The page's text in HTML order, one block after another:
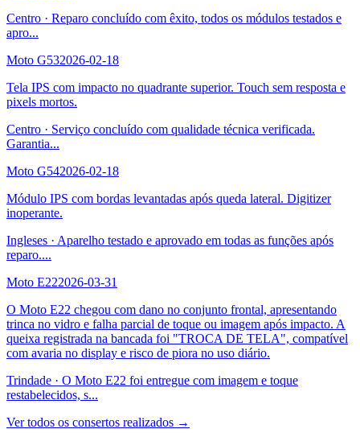
Centro · Reparo concluído com êxito, todos os módulos testados e
apro...
Moto G532026-02-18
Tela IPS com impacto no quadrante superior. Touch sem resposta e
pixels mortos.
Centro · Serviço concluído com qualidade técnica verificada.
Garantia...
Moto G542026-02-18
Módulo IPS com bordas levantadas após queda lateral. Digitizer
inoperante.
Ingleses · Aparelho testado e aprovado em todas as funções após
reparo....
Moto E222026-03-31
O Moto E22 chegou com dano no conjunto frontal, apresentando
trinca no vidro e falha parcial de toque ou imagem após impacto. A
queixa registrada na bancada foi "TROCA DE TELA", compatível
com avaria no display e risco de piora no uso diário.
Trindade · O Moto E22 foi entregue com imagem e toque
restabelecidos, s...
Ver todos os consertos realizados →